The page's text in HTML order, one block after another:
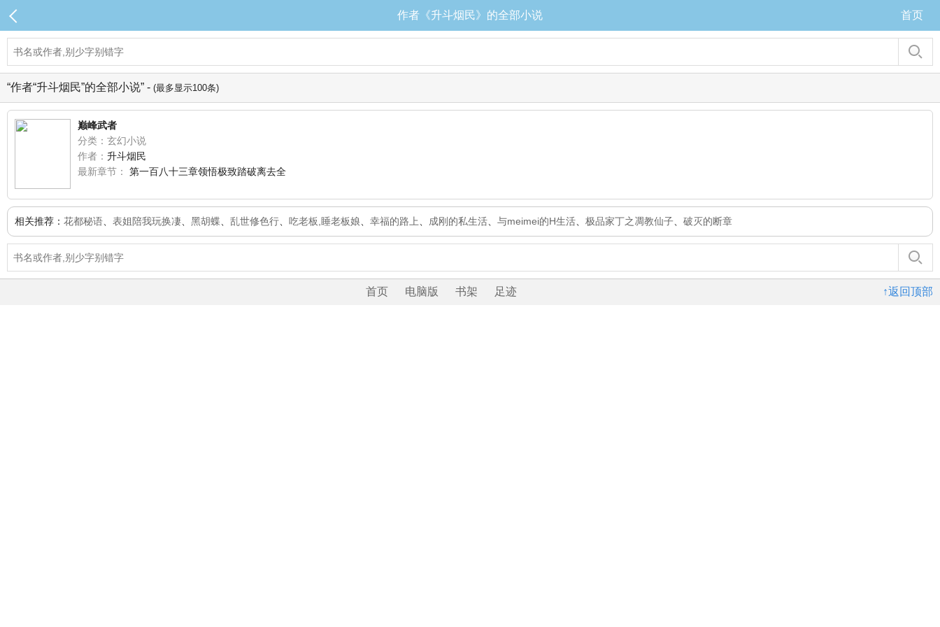
作者《升斗烟民》的全部小说 首页
“作者“升斗烟民”的全部小说” - (最多显示100条)
巅峰武者
分类：玄幻小说
作者： 升斗烟民
最新章节：
第一百八十三章领悟极致踏破离去全
相关推荐： 花都秘语 表姐陪我玩换凄 黑胡蝶 乱世修色行 吃老板,睡老板娘 幸福的路上 成刚的私生活 与meimei的H生活 极品家丁之凋教仙子 破灭的断章
↑返回顶部
首页 电脑版 书架 足迹